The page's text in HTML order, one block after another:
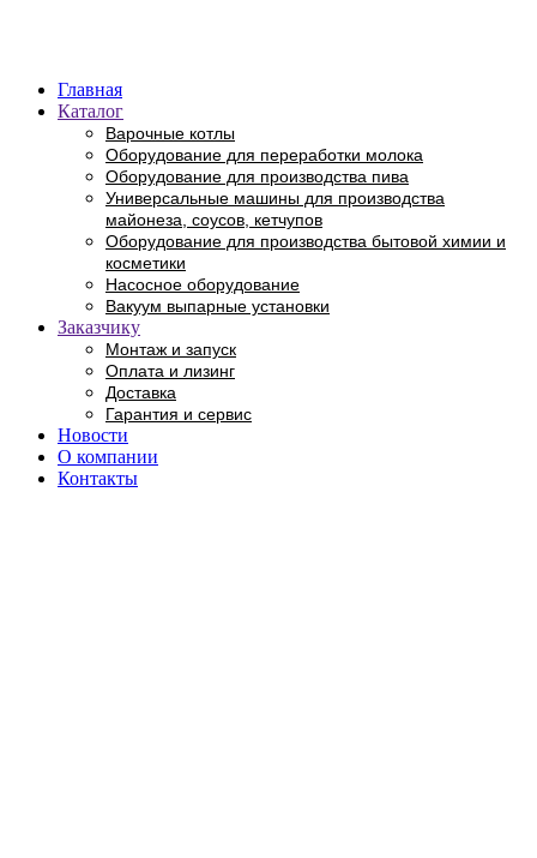
Главная
Каталог
Варочные котлы
Оборудование для переработки молока
Оборудование для производства пива
Универсальные машины для производства
майонеза, соусов, кетчупов
Оборудование для производства бытовой химии и
косметики
Насосное оборудование
Вакуум выпарные установки
Заказчику
Монтаж и запуск
Оплата и лизинг
Доставка
Гарантия и сервис
Новости
О компании
Контакты